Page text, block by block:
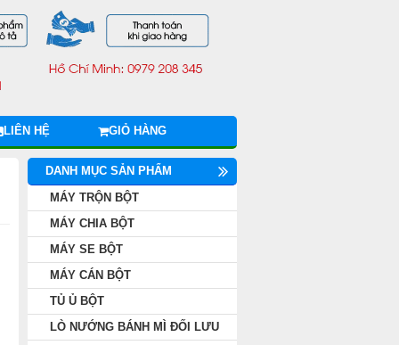
LIÊN HỆ GIỎ HÀNG
DANH MỤC SẢN PHẨM
MÁY TRỘN BỘT
MÁY CHIA BỘT
MÁY SE BỘT
MÁY CÁN BỘT
TỦ Ủ BỘT
LÒ NƯỚNG BÁNH MÌ ĐỐI LƯU